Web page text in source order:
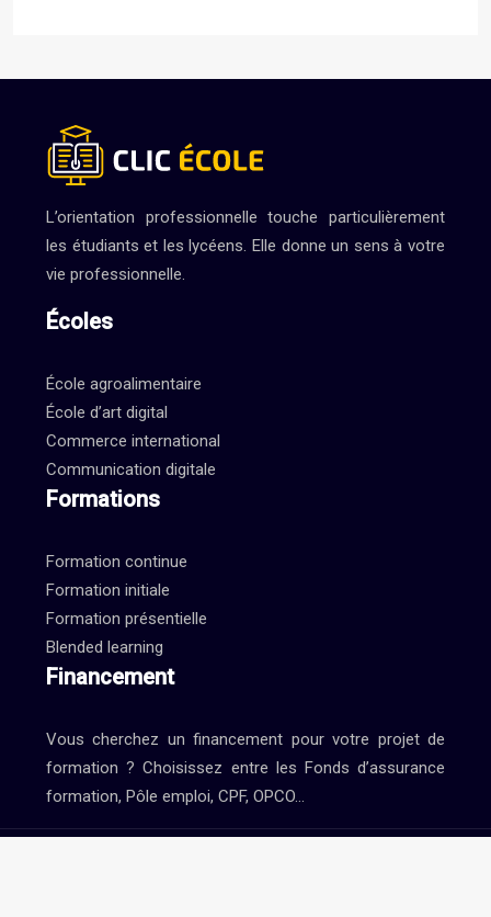
L’orientation professionnelle touche particulièrement
les étudiants et les lycéens. Elle donne un sens à votre
vie professionnelle.
Écoles
École agroalimentaire
École d’art digital
Commerce international
Communication digitale
Formations
Formation continue
Formation initiale
Formation présentielle
Blended learning
Financement
Vous cherchez un financement pour votre projet de
formation ? Choisissez entre les Fonds d’assurance
formation, Pôle emploi, CPF, OPCO…